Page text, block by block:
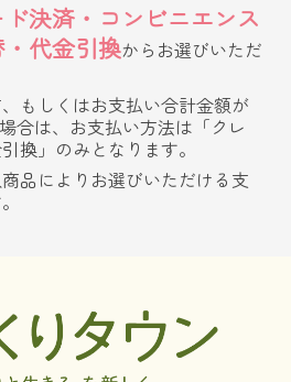
決済・コンビニエンス
代金引換からお選びいただ
もしくはお支払い合計金額が
合は、お支払い方法は「クレ
換」のみとなります。
品によりお選びいただける支